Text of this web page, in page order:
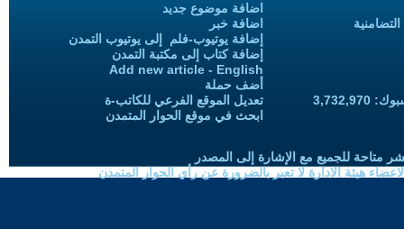
اضافة موضوع جديد
اضافة خبر
إضافة يوتيوب-فلم إلى يوتيوب التمدن
إضافة كتاب إلى مكتبة التمدن
Add new article - English
أضف حملة
تعديل الموقع الفرعي للكاتب-ة
ابحث في موقع الحوار المتمدن
متاحة للجميع مع الإشارة إلى المصدر
هيئة الادارة لا تعبر بالضرورة عن رأي الحوار المتمدن